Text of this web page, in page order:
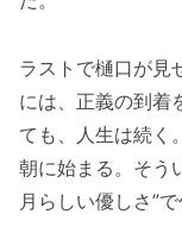
ラストで樋口が見
には、正義の到着
ても、人生は続く
朝に始まる。そう
月らしい優しさ”で